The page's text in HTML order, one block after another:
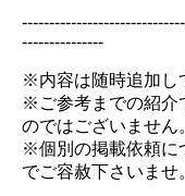
---------------
※内容は随時追加し
※ご参考までの紹介
のではございません
※個別の掲載依頼に
でご容赦下さいませ